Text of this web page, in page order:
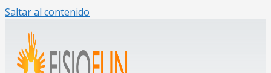
Saltar al contenido